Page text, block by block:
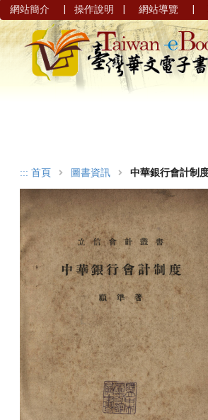
網站簡介 | 操作說明 | 網站導覽 |
::: 首頁 圖書資訊 中華銀行會計制